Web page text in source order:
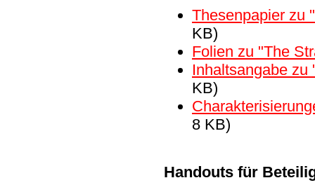
Thesenpapier zu
KB)
Folien zu "The
Inhaltsangabe zu
KB)
8 KB)
Handouts für